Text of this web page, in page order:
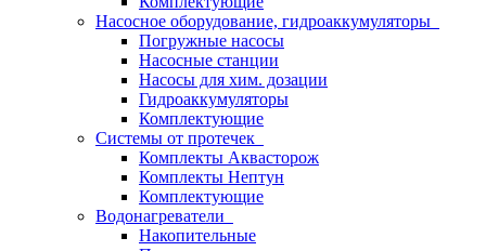
Насосное оборудование, гидроаккумуляторы
Погружные насосы
Насосные станции
Насосы для хим. дозации
Гидроаккумуляторы
Комплектующие
Системы от протечек
Комплекты Аквасторож
Комплекты Нептун
Комплектующие
Водонагреватели
Накопительные